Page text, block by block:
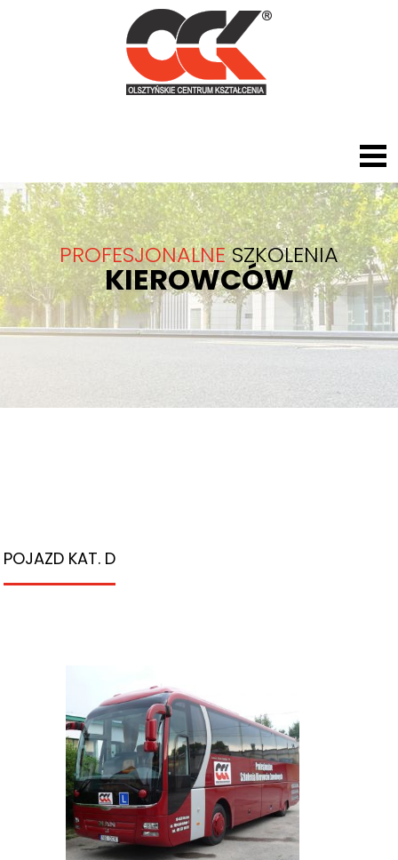
PROFESJONALNESZKOLENIA
KIEROWCÓW
POJAZD KAT. D